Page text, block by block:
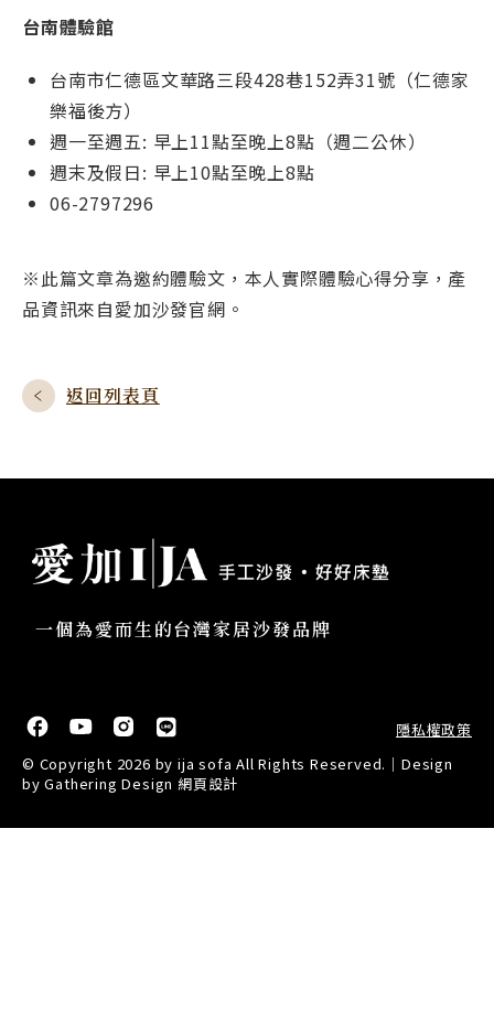
台南體驗館
台南市仁德區文華路三段428巷152弄31號（仁德家
樂福後方）
週一至週五: 早上11點至晚上8點（週二公休）
週末及假日: 早上10點至晚上8點
06-2797296
※此篇文章為邀約體驗文，本人實際體驗心得分享，產
品資訊來自愛加沙發官網。
返回列表頁
一個為愛而生的台灣家居沙發品牌
隱私權政策
© Copyright 2026 by ija sofa All Rights Reserved.｜Design
byGathering Design 網頁設計